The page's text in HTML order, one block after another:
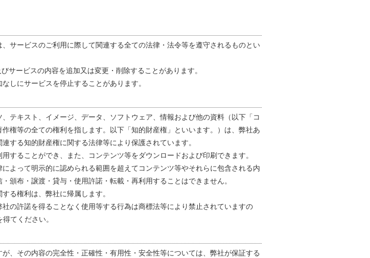
サービスのご利用に際して関連する全ての法律・法令等を遵守されるものとい
サービスの内容を追加又は変更・削除することがあります。
しにサービスを停止することがあります。
テキスト、イメージ、データ、ソフトウェア、情報および他の資料（以下「コ
権等の全ての権利を指します。以下「知的財産権」といいます。）は、弊社あ
する知的財産権に関する法律等により保護されています。
することができ、また、コンテンツ等をダウンロードおよび印刷できます。
よって明示的に認められる範囲を超えてコンテンツ等やそれらに包含される内
頒布・譲渡・貸与・使用許諾・転載・再利用することはできません。
る権利は、弊社に帰属します。
の許諾を得ることなく使用等する行為は商標法等により禁止されていますの
てください。
、その内容の完全性・正確性・有用性・安全性等については、弊社が保証する